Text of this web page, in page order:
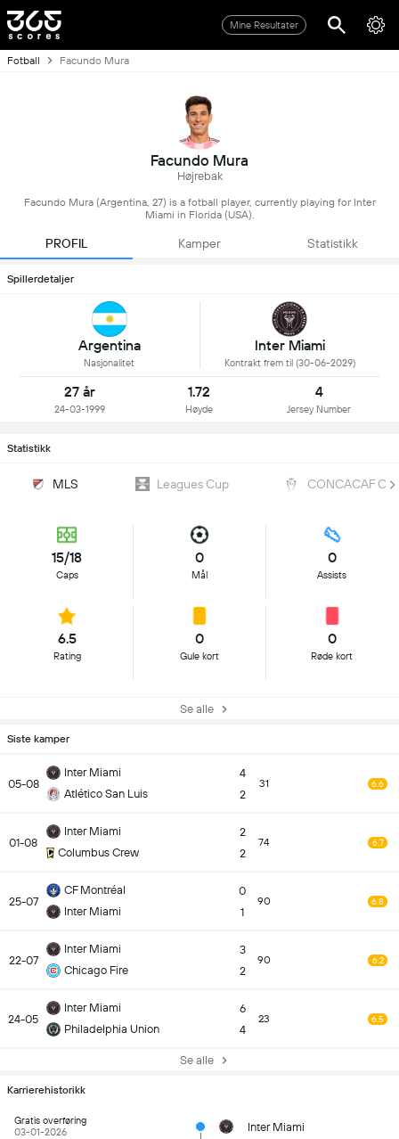
Mine Resultater
Fotball Facundo Mura
Facundo Mura
Højrebak
Facundo Mura (Argentina, 27) is a fotball player, currently playing for Inter
Miami in Florida (USA).
PROFIL Kamper Statistikk
Spillerdetaljer
Argentina
Nasjonalitet
Inter Miami
Kontrakt frem til (30-06-2029)
27 år
24-03-1999
1.72
Høyde
4
Jersey Number
Statistikk
MLS Leagues Cup CONCACAF
15/18
Caps
0
Mål
0
Assists
6.5
Rating
0
Gule kort
0
Røde kort
Se alle
Siste kamper
05-08
Inter Miami
Atlético San Luis
4
2
31 6.6
01-08
Inter Miami
Columbus Crew
2
2
74 6.7
25-07
CF Montréal
Inter Miami
0
1
90 6.8
22-07
Inter Miami
Chicago Fire
3
2
90 6.2
24-05
Inter Miami
Philadelphia Union
6
4
23 6.5
Se alle
Karrierehistorikk
Gratis overføring
03-01-2026
Inter Miami